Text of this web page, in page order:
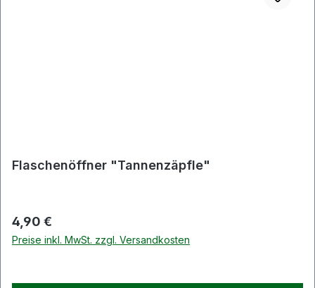
Flaschenöffner "Tannenzäpfle"
Regulärer Preis:
4,90 €
Preise inkl. MwSt. zzgl. Versandkosten